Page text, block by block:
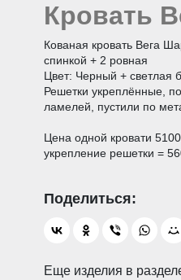
Кровать
Кованая кровать Вега
спинкой + 2 ровная
Цвет: Черный + светлая
Решетки укреплённые,
ламелей, пустили по
Цена одной кровати
укрепление решетки =
Еще изделия в